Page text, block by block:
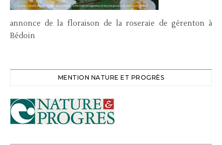
annonce de la floraison de la roseraie de gérenton à
Bédoin
MENTION NATURE ET PROGRÈS